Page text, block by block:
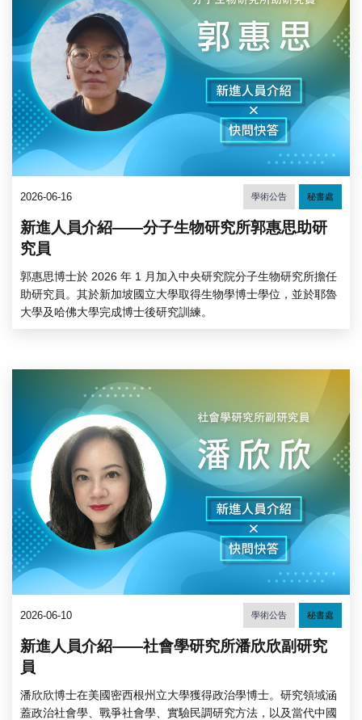
2026-06-16 學術公告 秘書處
新進人員介紹——分子生物研究所郭惠思助研
究員
郭惠思博士於 2026 年 1 月加入中央研究院分子生物研究所擔任
助研究員。其於新加坡國立大學取得生物學博士學位，並於耶魯
大學及哈佛大學完成博士後研究訓練。
2026-06-10 學術公告 秘書處
新進人員介紹——社會學研究所潘欣欣副研究
員
潘欣欣博士在美國密西根州立大學獲得政治學博士。研究領域涵
蓋政治社會學、戰爭社會學、實驗民調研究方法，以及當代中國